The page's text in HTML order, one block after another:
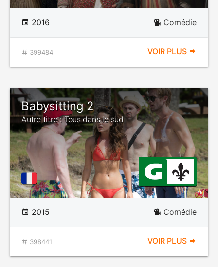
2016 Comédie
399484 VOIR PLUS
Babysitting 2
Autre titre : Tous dans le sud
2015 Comédie
398441 VOIR PLUS